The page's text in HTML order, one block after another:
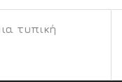
τυπική